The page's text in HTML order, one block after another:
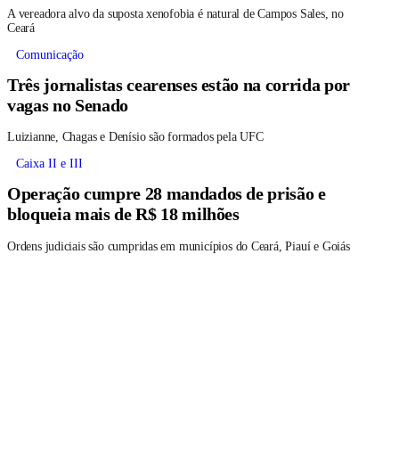
A vereadora alvo da suposta xenofobia é natural de Campos Sales, no
Ceará
Comunicação
Três jornalistas cearenses estão na corrida por
vagas no Senado
Luizianne, Chagas e Denísio são formados pela UFC
Caixa II e III
Operação cumpre 28 mandados de prisão e
bloqueia mais de R$ 18 milhões
Ordens judiciais são cumpridas em municípios do Ceará, Piauí e Goiás